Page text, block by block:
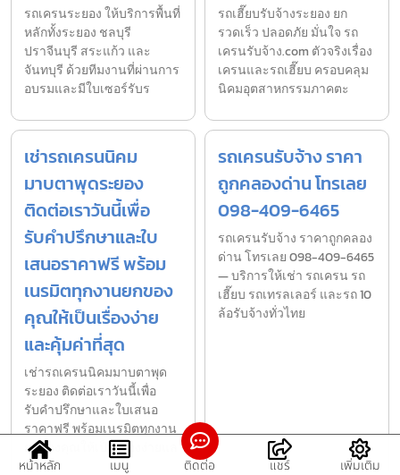
รถเครนระยอง ให้บริการพื้นที่
หลักทั้งระยอง ชลบุรี
ปราจีนบุรี สระแก้ว และ
จันทบุรี ด้วยทีมงานที่ผ่านการ
อบรมและมีใบเซอร์รับร
รถเฮี๊ยบรับจ้างระยอง ยก
รวดเร็ว ปลอดภัย มั่นใจ รถ
เครนรับจ้าง.com ตัวจริงเรื่อง
เครนและรถเฮี๊ยบ ครอบคลุม
นิคมอุตสาหกรรมภาคตะ
เช่ารถเครนนิคม
มาบตาพุดระยอง
ติดต่อเราวันนี้เพื่อ
รับคำปรึกษาและใบ
เสนอราคาฟรี พร้อม
เนรมิตทุกงานยกของ
คุณให้เป็นเรื่องง่าย
และคุ้มค่าที่สุด
เช่ารถเครนนิคมมาบตาพุด
ระยอง ติดต่อเราวันนี้เพื่อ
รับคำปรึกษาและใบเสนอ
ราคาฟรี พร้อมเนรมิตทุกงาน
ยกของคุณให้เป็นเรื่องง่ายแล
รถเครนรับจ้าง ราคา
ถูกคลองด่าน โทรเลย
098-409-6465
รถเครนรับจ้าง ราคาถูกคลอง
ด่าน โทรเลย 098-409-6465
— บริการให้เช่า รถเครน รถ
เฮี๊ยบ รถเทรลเลอร์ และรถ 10
ล้อรับจ้างทั่วไทย
หน้าหลัก เมนู ติดต่อ แชร์ เพิ่มเติม